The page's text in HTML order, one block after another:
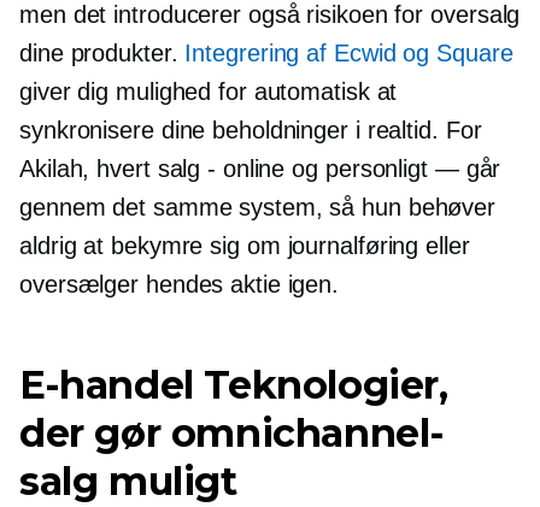
men det introducerer også risikoen foroversalg
dine produkter. Integrering af Ecwid og Square
giver dig mulighed for automatisk at
synkronisere dine beholdninger i realtid. For
Akilah, hvert salg - online og personligt— går
gennem det samme system, så hun behøver
aldrig at bekymre sig om journalføring eller
oversælger hendes aktie igen.
E-handel Teknologier,
der gør omnichannel-
salg muligt